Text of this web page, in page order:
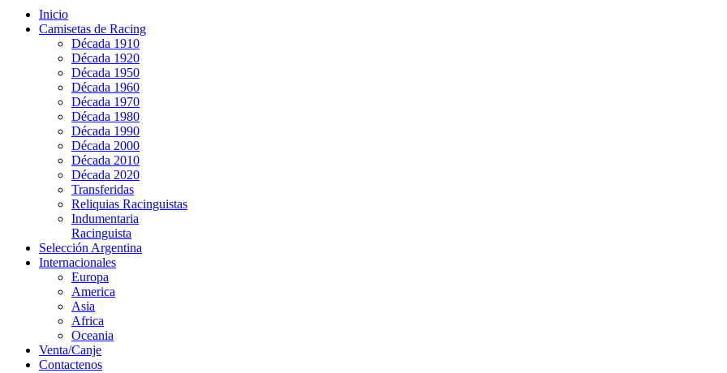
Inicio
Camisetas de Racing
Década 1910
Década 1920
Década 1950
Década 1960
Década 1970
Década 1980
Década 1990
Década 2000
Década 2010
Década 2020
Transferidas
Reliquias Racinguistas
Indumentaria
Racinguista
Selección Argentina
Internacionales
Europa
America
Asia
Africa
Oceania
Venta/Canje
Contactenos